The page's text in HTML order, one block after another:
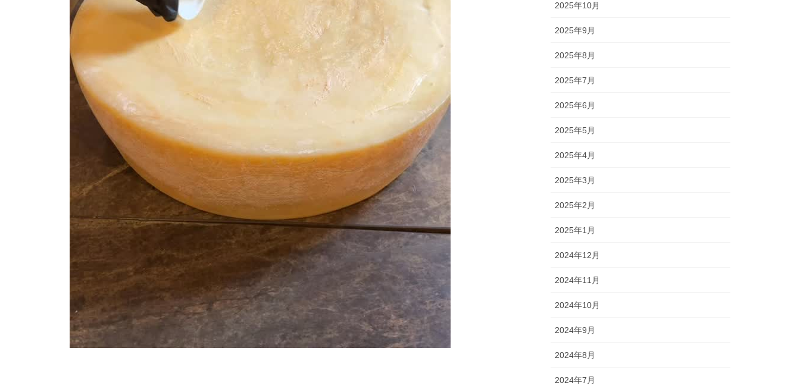
2025年10月
2025年9月
2025年8月
2025年7月
2025年6月
2025年5月
2025年4月
2025年3月
2025年2月
2025年1月
2024年12月
2024年11月
2024年10月
2024年9月
2024年8月
2024年7月